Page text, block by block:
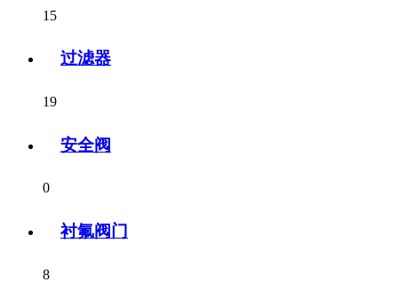
15
过滤器
19
安全阀
0
衬氟阀门
8